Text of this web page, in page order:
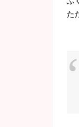
た